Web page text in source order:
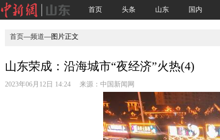
首页 头条 山东 国内
首页—频道—图片正文
山东荣成：沿海城市“夜经济”火热(4)
2023年06月12日 14:24 来源： 中国新闻网